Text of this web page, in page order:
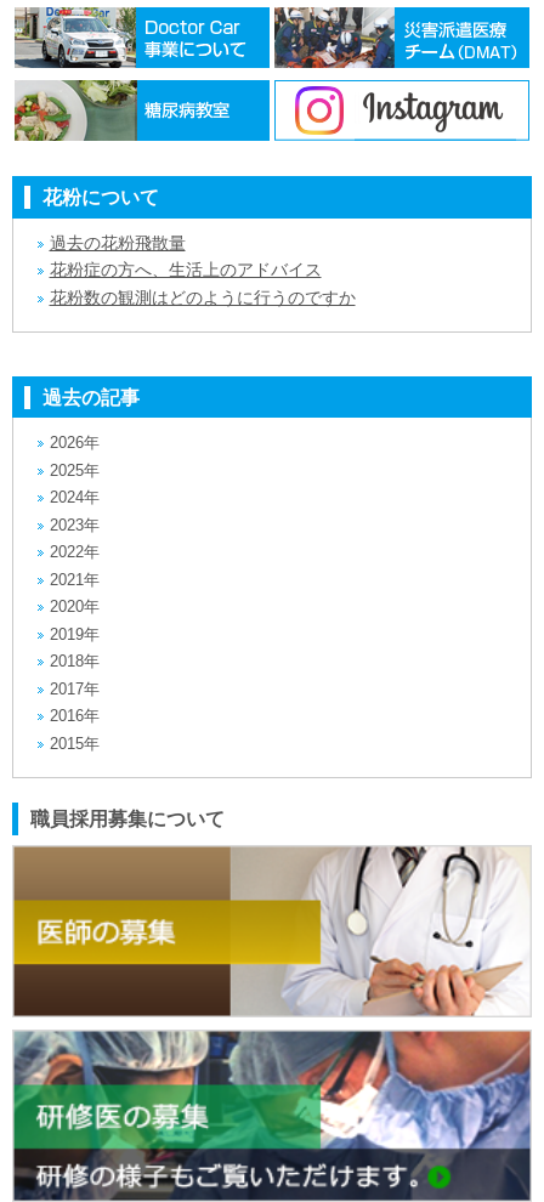
花粉について
過去の花粉飛散量
花粉症の方へ、生活上のアドバイス
花粉数の観測はどのように行うのですか
過去の記事
2026年
2025年
2024年
2023年
2022年
2021年
2020年
2019年
2018年
2017年
2016年
2015年
職員採用募集について